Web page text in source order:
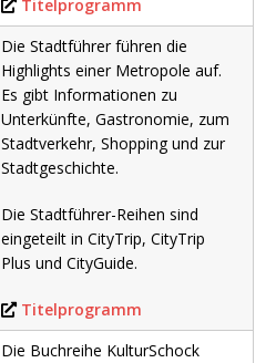
Titelprogramm
Die Stadtführer führen die
Highlights einer Metropole auf.
Es gibt Informationen zu
Unterkünfte, Gastronomie, zum
Stadtverkehr, Shopping und zur
Stadtgeschichte.
Die Stadtführer-Reihen sind
eingeteilt in CityTrip, CityTrip
Plus und CityGuide.
Titelprogramm
Die Buchreihe KulturSchock